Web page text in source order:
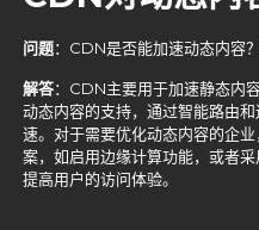
问题：CDN是否能加速动态内容
解答：CDN主要用于加速静态内
动态内容的支持，通过智能路由
速。对于需要优化动态内容的企
案，如启用边缘计算功能，或者
提高用户的访问体验。